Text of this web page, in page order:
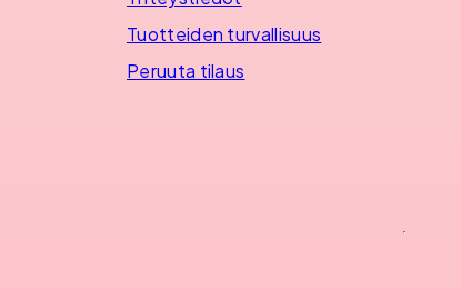
Tuotteiden turvallisuus
Peruuta tilaus